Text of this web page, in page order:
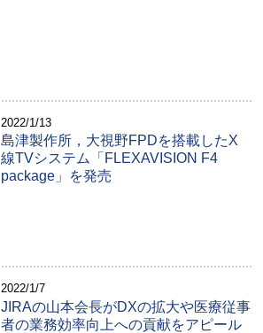
2022/1/13
島津製作所，大視野FPDを搭載したX
線TVシステム「FLEXAVISION F4
package」を発売
2022/1/7
JIRAの山本会長がDXの拡大や医療従事
者の業務効率向上への貢献をアピール